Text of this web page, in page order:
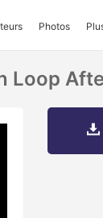
Photos
Loop